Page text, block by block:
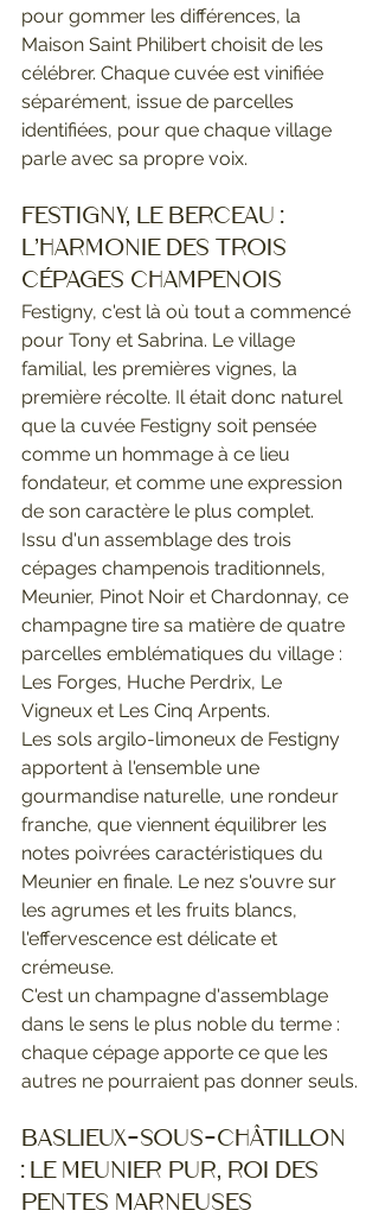
pour gommer les différences, la
Maison Saint Philibert choisit de les
célébrer. Chaque cuvée est vinifiée
séparément, issue de parcelles
identifiées, pour que chaque village
parle avec sa propre voix.
Festigny, le berceau :
l'harmonie des trois
cépages champenois
Festigny, c'est là où tout a commencé
pour Tony et Sabrina. Le village
familial, les premières vignes, la
première récolte. Il était donc naturel
que la cuvée Festigny soit pensée
comme un hommage à ce lieu
fondateur, et comme une expression
de son caractère le plus complet.
Issu d'un assemblage des trois
cépages champenois traditionnels,
Meunier, Pinot Noir et Chardonnay, ce
champagne tire sa matière de quatre
parcelles emblématiques du village :
Les Forges, Huche Perdrix, Le
Vigneux et Les Cinq Arpents.
Les sols argilo-limoneux de Festigny
apportent à l'ensemble une
gourmandise naturelle, une rondeur
franche, que viennent équilibrer les
notes poivrées caractéristiques du
Meunier en finale. Le nez s'ouvre sur
les agrumes et les fruits blancs,
l'effervescence est délicate et
crémeuse.
C'est un champagne d'assemblage
dans le sens le plus noble du terme :
chaque cépage apporte ce que les
autres ne pourraient pas donner seuls.
Baslieux-sous-Châtillon
: le Meunier pur, roi des
pentes marneuses